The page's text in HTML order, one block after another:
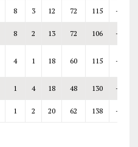
8 3 12 72 115 -43
8 2 13 72 106 -34
4 1 18 60 115 -55
1 4 18 48 130 -82
1 2 20 62 138 -76